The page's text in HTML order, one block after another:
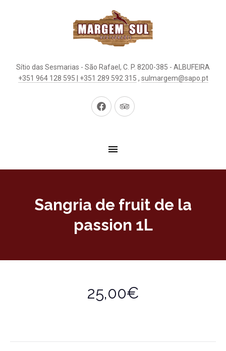
Sítio das Sesmarias - São Rafael, C. P. 8200-385 - ALBUFEIRA
+351 964 128 595 | +351 289 592 315 , sulmargem@sapo.pt
New
New
Sangria de fruit de la
passion 1L
25,00€